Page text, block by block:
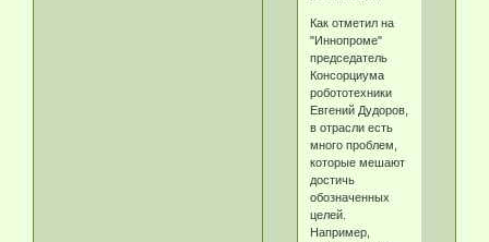
Как отметил на
"Иннопроме"
председатель
Консорциума
робототехники
Евгений Дудоров,
в отрасли есть
много проблем,
которые мешают
достичь
обозначенных
целей.
Например,